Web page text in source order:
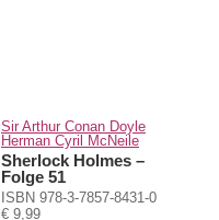
Sir Arthur Conan Doyle
Herman Cyril McNeile
Sherlock Holmes –
Folge 51
ISBN 978-3-7857-8431-0
€ 9,99